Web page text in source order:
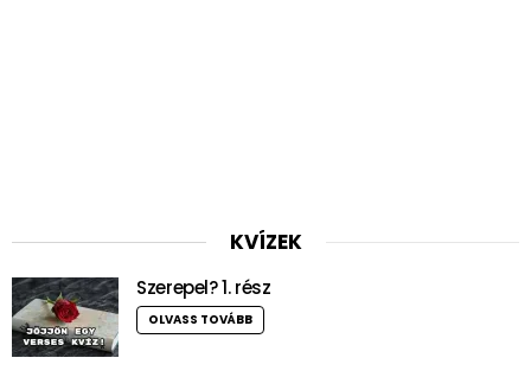
KVÍZEK
Szerepel? 1. rész
OLVASS TOVÁBB